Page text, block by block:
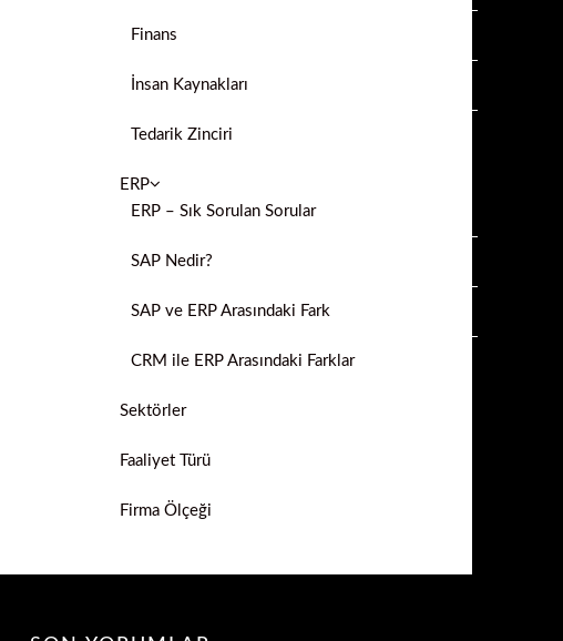
Finans
İnsan Kaynakları
Tedarik Zinciri
ERP
ERP – Sık Sorulan Sorular
SAP Nedir?
SAP ve ERP Arasındaki Fark
CRM ile ERP Arasındaki Farklar
Sektörler
Faaliyet Türü
Firma Ölçeği